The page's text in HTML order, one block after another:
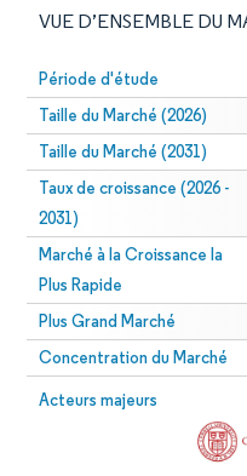
VUE D’ENSEMBLE DU
Période d'étude
Taille du Marché (2026)
Taille du Marché (2031)
Taux de croissance (2026 -
2031)
Marché à la Croissance la
Plus Rapide
Plus Grand Marché
Concentration du Marché
Acteurs majeurs
Image © Mordor Intelligence. La
une attribution sous CC BY 4.0.